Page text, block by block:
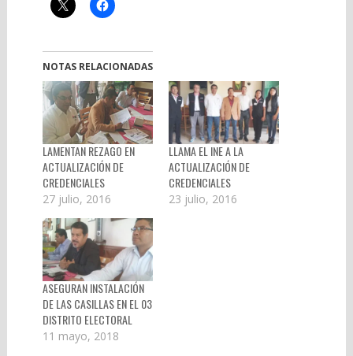
NOTAS RELACIONADAS
LAMENTAN REZAGO EN
ACTUALIZACIÓN DE
CREDENCIALES
27 julio, 2016
LLAMA EL INE A LA
ACTUALIZACIÓN DE
CREDENCIALES
23 julio, 2016
ASEGURAN INSTALACIÓN
DE LAS CASILLAS EN EL 03
DISTRITO ELECTORAL
11 mayo, 2018